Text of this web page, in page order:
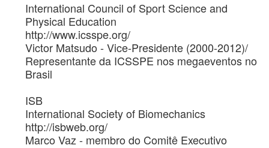
International Council of Sport Science and
Physical Education
http://www.icsspe.org/
Victor Matsudo - Vice-Presidente (2000-2012)/
Representante da ICSSPE nos megaeventos no
Brasil
ISB
International Society of Biomechanics
http://isbweb.org/
Marco Vaz - membro do Comitê Executivo